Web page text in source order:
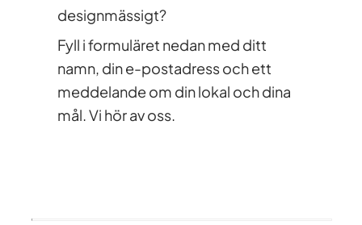
designmässigt?
Fyll i formuläret nedan med ditt
namn, din e-postadress och ett
meddelande om din lokal och dina
mål. Vi hör av oss.